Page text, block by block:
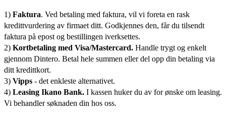
1) Faktura. Ved betaling med faktura, vil vi foreta en rask
kredittvurdering av firmaet ditt. Godkjennes den, får du tilsendt
faktura på epost og bestillingen iverksettes.
2) Kortbetaling med Visa/Mastercard. Handle trygt og enkelt
gjennom Dintero. Betal hele summen eller del opp din betaling via
ditt kredittkort.
3) Vipps - det enkleste alternativet.
4) Leasing Ikano Bank. I kassen huker du av for ønske om leasing.
Vi behandler søknaden din hos oss.